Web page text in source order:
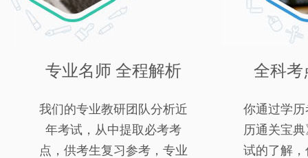
专业名师 全程解析
我们的专业教研团队分析近
年考试，从中提取必考考
点，供考生复习参考，专业
全科考
你通过学
历通关宝
试的了解